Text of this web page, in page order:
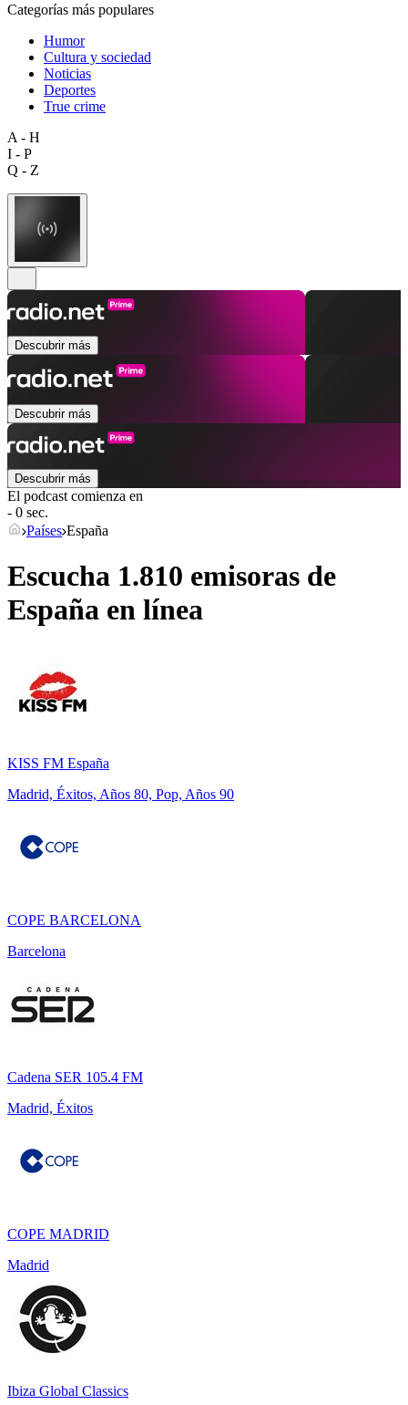
Categorías más populares
Humor
Cultura y sociedad
Noticias
Deportes
True crime
A - H
I - P
Q - Z
Descubrir más
Descubrir más
Descubrir más
El podcast comienza en
- 0 sec.
Países España
Escucha 1.810 emisoras de
España en línea
KISS FM España
Madrid, Éxitos, Años 80, Pop, Años 90
COPE BARCELONA
Barcelona
Cadena SER 105.4 FM
Madrid, Éxitos
COPE MADRID
Madrid
Ibiza Global Classics